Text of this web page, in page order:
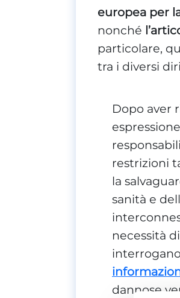
europea per
nonché
particolare,
tra i diversi
Dopo aver
restrizioni
la
sanità e
necessità
dannose